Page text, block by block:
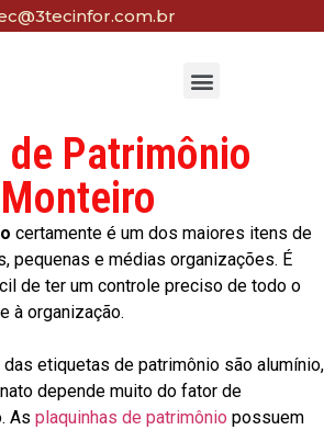
de Patrimônio
Monteiro
certamente é um dos maiores itens de
pequenas e médias organizações. É
de ter um controle preciso de todo o
à organização.
etiquetas de patrimônio são alumínio,
depende muito do fator de
As plaquinhas de patrimônio possuem